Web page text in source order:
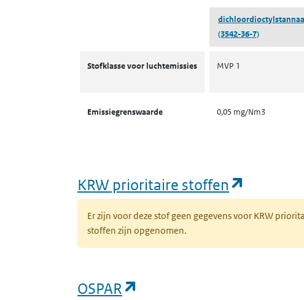
(3542-36-7)
Stofklasse voor luchtemissies MVP 1
Emissiegrenswaarde 0,05 mg/Nm3
KRW prioritaire stoffen
Er zijn voor deze stof geen gegevens voor KRW
stoffen zijn opgenomen.
OSPAR